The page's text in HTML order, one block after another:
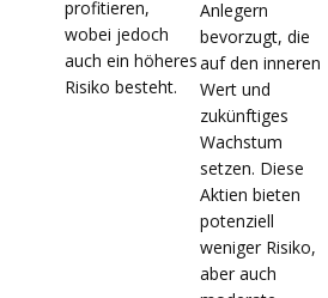
profitieren,
wobei jedoch
auch ein höheres
Risiko besteht.
Anlegern
bevorzugt, die
auf den inneren
Wert und
zukünftiges
Wachstum
setzen. Diese
Aktien bieten
potenziell
weniger Risiko,
aber auch